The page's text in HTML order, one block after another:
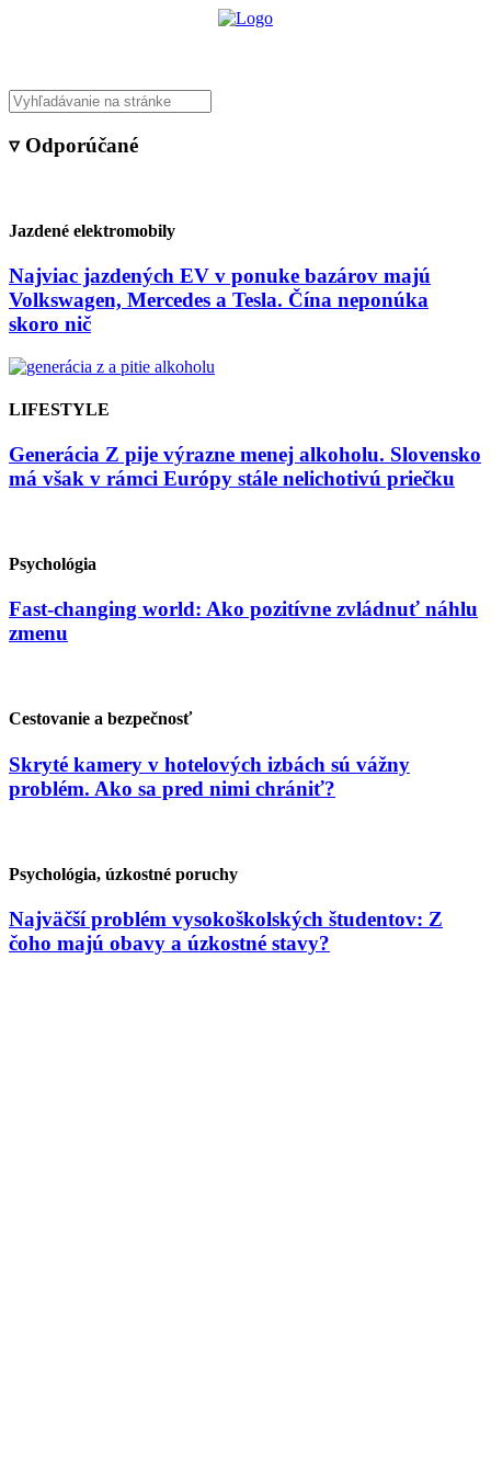
▿ Odporúčané
Jazdené elektromobily
Najviac jazdených EV v ponuke bazárov majú
Volkswagen, Mercedes a Tesla. Čína neponúka
skoro nič
LIFESTYLE
Generácia Z pije výrazne menej alkoholu. Slovensko
má však v rámci Európy stále nelichotivú priečku
Psychológia
Fast-changing world: Ako pozitívne zvládnuť náhlu
zmenu
Cestovanie a bezpečnosť
Skryté kamery v hotelových izbách sú vážny
problém. Ako sa pred nimi chrániť?
Psychológia, úzkostné poruchy
Najväčší problém vysokoškolských študentov: Z
čoho majú obavy a úzkostné stavy?